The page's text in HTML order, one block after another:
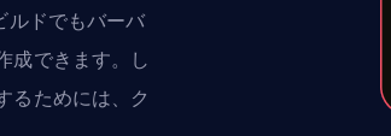
ルドでもバーバ
成できます。し
るためには、ク